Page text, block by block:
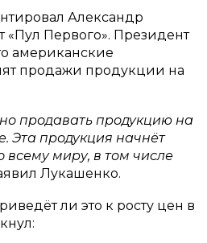
Александр
«Пул Первого». Президент
американские
продажи продукции на
продавать продукцию на
Эта продукция начнёт
всему миру, в том числе
Лукашенко.
ли это к росту цен в